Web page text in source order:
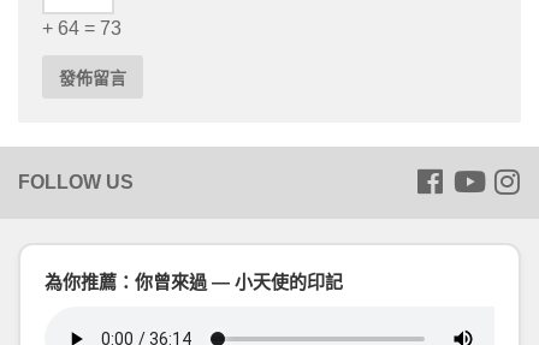
+ 64 = 73
為你推薦：你曾來過 — 小天使的印記